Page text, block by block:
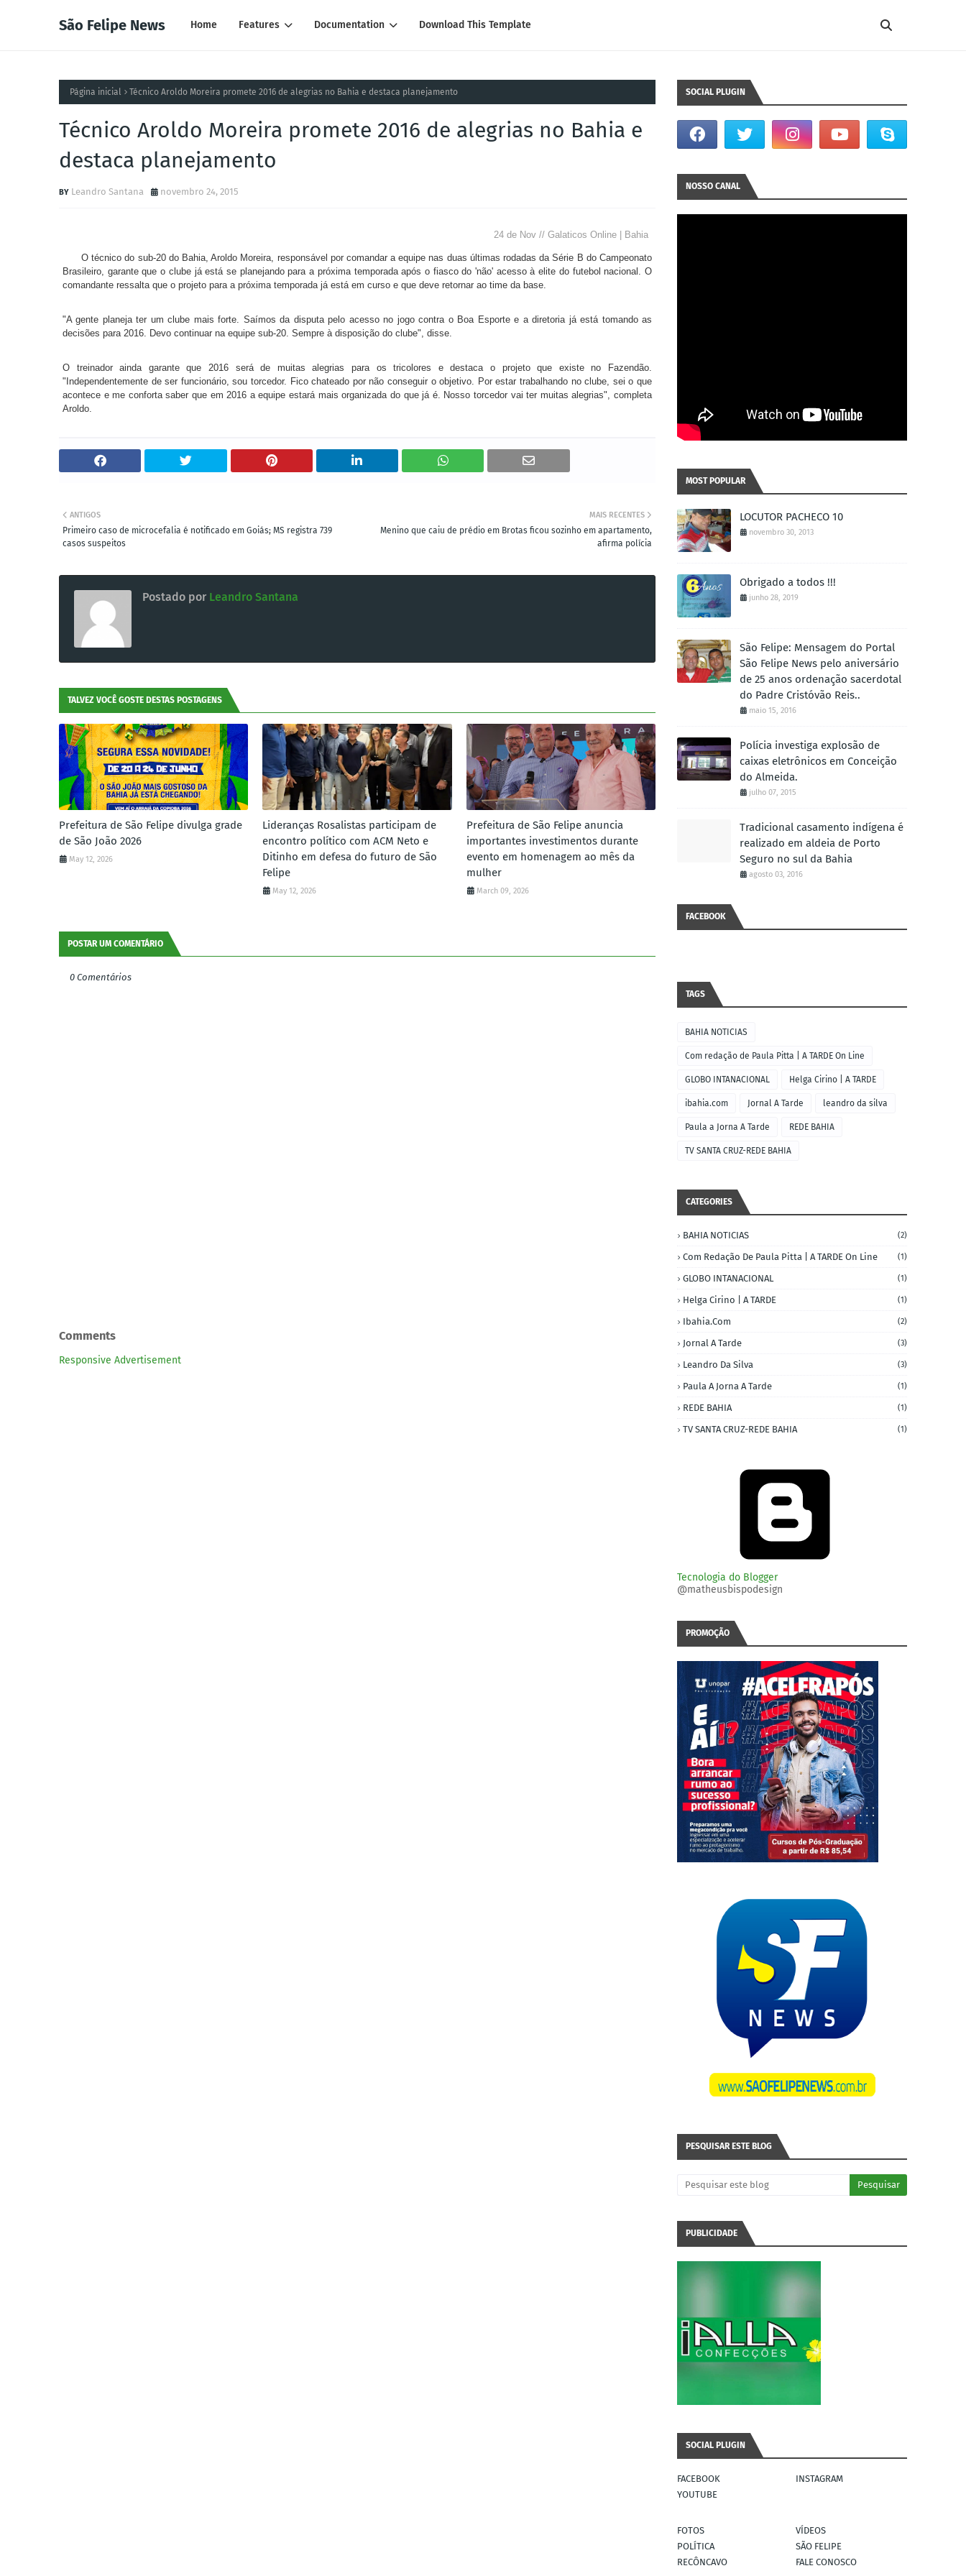
São Felipe News Home Features Documentation Download This Template
Página inicial Técnico Aroldo Moreira promete 2016 de alegrias no Bahia e destaca planejamento
Técnico Aroldo Moreira promete 2016 de alegrias no Bahia e
destaca planejamento
Leandro Santana novembro 24, 2015
24 de Nov // Galaticos Online | Bahia
O técnico do sub-20 do Bahia, Aroldo Moreira, responsável por comandar a equipe nas duas últimas rodadas da Série B do Campeonato
Brasileiro, garante que o clube já está se planejando para a próxima temporada após o fiasco do 'não' acesso à elite do futebol nacional. O
comandante ressalta que o projeto para a próxima temporada já está em curso e que deve retornar ao time da base.
"A gente planeja ter um clube mais forte. Saímos da disputa pelo acesso no jogo contra o Boa Esporte e a diretoria já está tomando as
decisões para 2016. Devo continuar na equipe sub-20. Sempre à disposição do clube", disse.
O treinador ainda garante que 2016 será de muitas alegrias para os tricolores e destaca o projeto que existe no Fazendão.
"Independentemente de ser funcionário, sou torcedor. Fico chateado por não conseguir o objetivo. Por estar trabalhando no clube, sei o que
acontece e me conforta saber que em 2016 a equipe estará mais organizada do que já é. Nosso torcedor vai ter muitas alegrias", completa
Aroldo.
MAIS RECENTES
Menino que caiu de prédio em Brotas ficou sozinho em apartamento,
afirma polícia
ANTIGOS
Primeiro caso de microcefalia é notificado em Goiás; MS registra 739
casos suspeitos
Postado por Leandro Santana
TALVEZ VOCÊ GOSTE DESTAS POSTAGENS
Prefeitura de São Felipe divulga grade
de São João 2026
May 12, 2026
Lideranças Rosalistas participam de
encontro político com ACM Neto e
Ditinho em defesa do futuro de São
Felipe
May 12, 2026
Prefeitura de São Felipe anuncia
importantes investimentos durante
evento em homenagem ao mês da
mulher
March 09, 2026
POSTAR UM COMENTÁRIO
0 Comentários
Comments
Responsive Advertisement
SOCIAL PLUGIN
NOSSO CANAL
MOST POPULAR
LOCUTOR PACHECO 10
novembro 30, 2013
Obrigado a todos !!!
junho 28, 2019
São Felipe: Mensagem do Portal
São Felipe News pelo aniversário
de 25 anos ordenação sacerdotal
do Padre Cristóvão Reis..
maio 15, 2016
Polícia investiga explosão de
caixas eletrônicos em Conceição
do Almeida.
julho 07, 2015
Tradicional casamento indígena é
realizado em aldeia de Porto
Seguro no sul da Bahia
agosto 03, 2016
FACEBOOK
TAGS
BAHIA NOTICIAS
Com redação de Paula Pitta | A TARDE On Line
GLOBO INTANACIONAL Helga Cirino | A TARDE
ibahia.com Jornal A Tarde leandro da silva
Paula a Jorna A Tarde REDE BAHIA
TV SANTA CRUZ-REDE BAHIA
CATEGORIES
BAHIA NOTICIAS (2)
Com Redação De Paula Pitta | A TARDE On Line (1)
GLOBO INTANACIONAL (1)
Helga Cirino | A TARDE (1)
Ibahia.com (2)
Jornal A Tarde (3)
Leandro Da Silva (3)
Paula A Jorna A Tarde (1)
REDE BAHIA (1)
TV SANTA CRUZ-REDE BAHIA (1)
Tecnologia do Blogger
@matheusbispodesign
PROMOÇÃO
PESQUISAR ESTE BLOG
PUBLICIDADE
SOCIAL PLUGIN
FACEBOOK
INSTAGRAM
YOUTUBE
FOTOS
VÍDEOS
POLÍTICA
SÃO FELIPE
RECÔNCAVO
FALE CONOSCO